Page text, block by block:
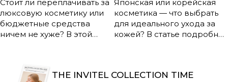
Стоит ли переплачивать за
люксовую косметику или
бюджетные средства
ничем не хуже? В этой
дорогие и доступные
продукты, что влияет на их
Японская или корейская
косметика — что выбрать
для идеального ухода за
кожей? В статье подробно
ухода, составы,
THE INVITEL COLLECTION TIME